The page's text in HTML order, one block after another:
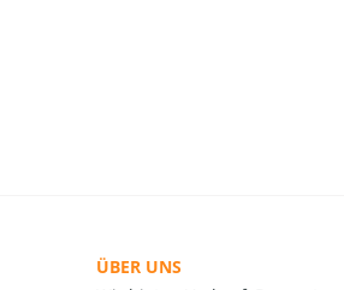
ÜBER UNS